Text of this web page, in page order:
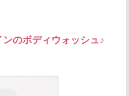
のボディウォッシュ♪